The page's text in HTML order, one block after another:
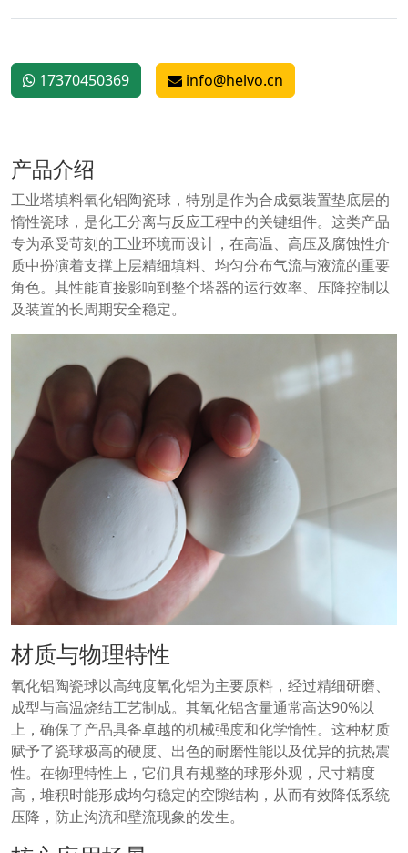
17370450369 info@helvo.cn
产品介绍
工业塔填料氧化铝陶瓷球，特别是作为合成氨装置垫底层的
惰性瓷球，是化工分离与反应工程中的关键组件。这类产品
专为承受苛刻的工业环境而设计，在高温、高压及腐蚀性介
质中扮演着支撑上层精细填料、均匀分布气流与液流的重要
角色。其性能直接影响到整个塔器的运行效率、压降控制以
及装置的长周期安全稳定。
材质与物理特性
氧化铝陶瓷球以高纯度氧化铝为主要原料，经过精细研磨、
成型与高温烧结工艺制成。其氧化铝含量通常高达90%以
上，确保了产品具备卓越的机械强度和化学惰性。这种材质
赋予了瓷球极高的硬度、出色的耐磨性能以及优异的抗热震
性。在物理特性上，它们具有规整的球形外观，尺寸精度
高，堆积时能形成均匀稳定的空隙结构，从而有效降低系统
压降，防止沟流和壁流现象的发生。